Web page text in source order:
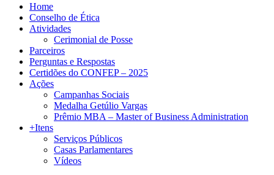
Home
Conselho de Ética
Atividades
Cerimonial de Posse
Parceiros
Perguntas e Respostas
Certidões do CONFEP – 2025
Ações
Campanhas Sociais
Medalha Getúlio Vargas
Prêmio MBA – Master of Business Administration
+Itens
Serviços Públicos
Casas Parlamentares
Vídeos